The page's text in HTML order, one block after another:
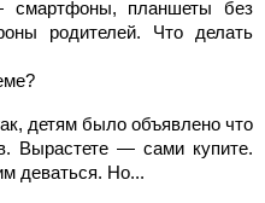
смартфоны, планшеты без
родителей. Что делать
детям было объявлено что
Вырастете — сами купите.
деваться. Но...